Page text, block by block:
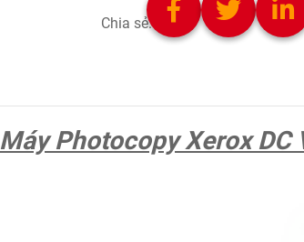
Chia sẻ:
Máy Photocopy Xerox DC